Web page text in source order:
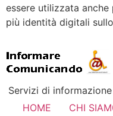
essere utilizzata
più identità digitali
Servizi di
HOME
CHI